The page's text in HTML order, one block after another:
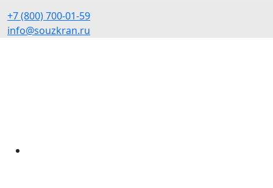
+7 (800) 700-01-59
info@souzkran.ru